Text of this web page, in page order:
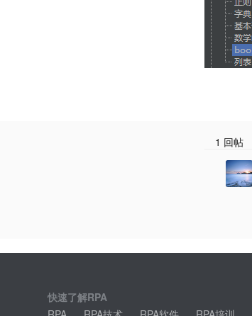
1 回帖
快速了解RPA